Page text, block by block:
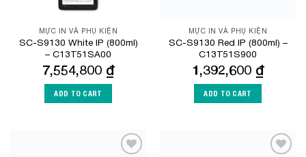
MỰC IN VÀ PHỤ KIỆN
SC-S9130 White IP (800ml)
– C13T51SA00
7,554,800 ₫
ADD TO CART
MỰC IN VÀ PHỤ KIỆN
SC-S9130 Red IP (800ml) –
C13T51S900
1,392,600 ₫
ADD TO CART